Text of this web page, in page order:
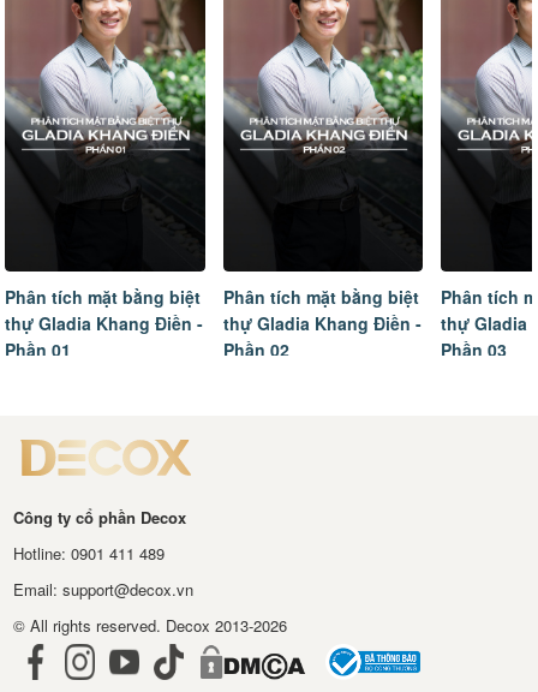
Phân tích mặt bằng biệt
thự Gladia Khang Điền -
Phần 01
Phân tích mặt bằng biệt
thự Gladia Khang Điền -
Phần 02
Phân tích
thự Gladia
Phần 03
Công ty cổ phần Decox
Hotline: 0901 411 489
Email: support@decox.vn
© All rights reserved. Decox 2013-2026